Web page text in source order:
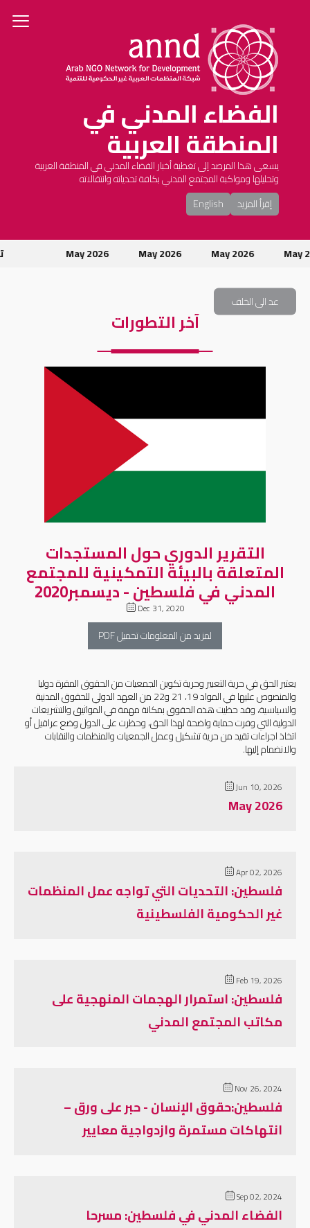
الفضاء المدني في
المنطقة العربية
يسعى هذا المرصد إلى تغطية أخبار الفضاء المدني في المنطقة العربية
وتحليلها ومواكبة المجتمع المدني بكافة تحدياته وانتقالاته
إقرأ المزيد
English
May 2026 May 2026 May 2026
Jun 10, 2026
May 2026
Apr 02, 2026
فلسطين: التحديات التي تواجه عمل المنظمات
غير الحكومية الفلسطينية
Feb 19, 2026
فلسطين: استمرار الهجمات المنهجية على
مكاتب المجتمع المدني
Nov 26, 2024
فلسطين:حقوق الإنسان - حبر على ورق –
انتهاكات مستمرة وازدواجية معايير
Sep 02, 2024
الفضاء المدني في فلسطين: مسرحا
آخر التطورات
عد الى الخلف
التقرير الدوري حول المستجدات
المتعلقة بالبيئة التمكينية للمجتمع
المدني في فلسطين - ديسمبر2020
Dec 31, 2020
لمزيد من المعلومات تحميل PDF
يعتبر الحق في حرية التعبير وحرية تكوين الجمعيات من الحقوق المقرة دوليا
والمنصوص عليها في المواد 19، 21 و22 من العهد الدولي للحقوق المدنية
والسياسية، وقد حظيت هذه الحقوق بمكانة مهمة في المواثيق والتشريعات
الدولية التي وفرت حماية واضحة لهذا الحق، وحظرت على الدول وضع عراقيل أو
اتخاذ اجراءات تقيد من حرية تشكيل وعمل الجمعيات والمنظمات والنقابات
والانضمام إليها.